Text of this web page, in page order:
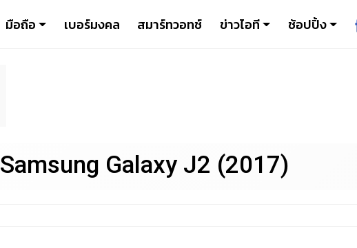
มือถือ เบอร์มงคล สมาร์ทวอทช์ ข่าวไอที ช้อปปิ้ง
Samsung Galaxy J2 (2017)